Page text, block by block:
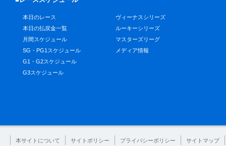
本日のレース
本日の払戻金一覧
月間スケジュール
SG・PG1スケジュール
G1・G2スケジュール
G3スケジュール
ヴィーナスシリーズ
ルーキーシリーズ
マスターズリーグ
メディア情報
本サイトについて サイトポリシー プライバシーポリシー サイトマップ